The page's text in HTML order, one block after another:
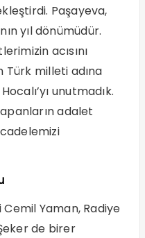
Paşayeva,
yıl dönümüdür.
acısını
Türk milleti adına
unutmadık.
adalet
Yaman, Radiye
de birer